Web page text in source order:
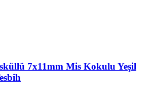
7x11mm Mis Kokulu Yeşil